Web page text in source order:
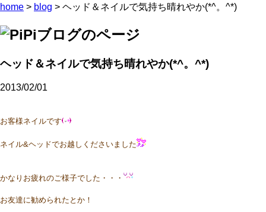
home > blog > ヘッド＆ネイルで気持ち晴れやか(*^。^*)
ヘッド＆ネイルで気持ち晴れやか(*^。^*)
2013/02/01
お客様ネイルです
ネイル&ヘッドでお越しくださいました
かなりお疲れのご様子でした・・・
お友達に勧められたとか！